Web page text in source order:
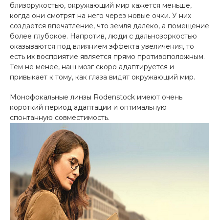
близорукостью, окружающий мир кажется меньше,
когда они смотрят на него через новые очки. У них
создается впечатление, что земля далеко, а помещение
более глубокое. Напротив, люди с дальнозоркостью
оказываются под влиянием эффекта увеличения, то
есть их восприятие является прямо противоположным.
Тем не менее, наш мозг скоро адаптируется и
привыкает к тому, как глаза видят окружающий мир.
Монофокальные линзы Rodenstock имеют очень
короткий период адаптации и оптимальную
спонтанную совместимость.